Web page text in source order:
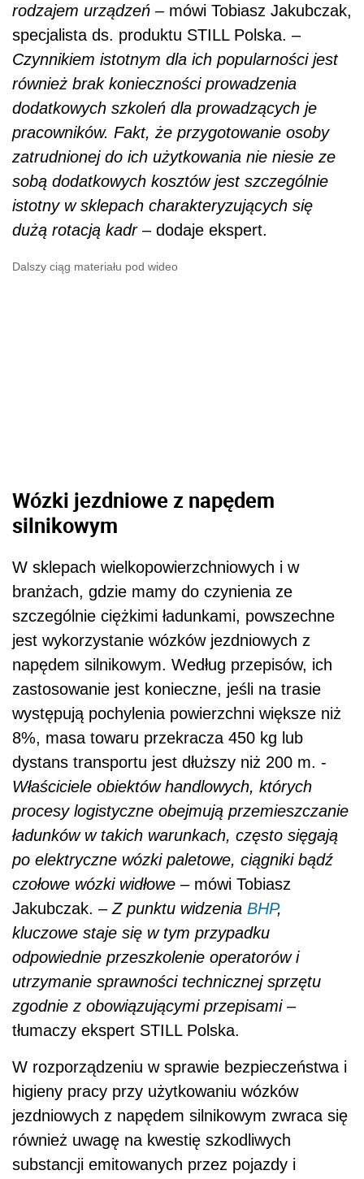
rodzajem urządzeń – mówi Tobiasz Jakubczak,
specjalista ds. produktu STILL Polska. –
Czynnikiem istotnym dla ich popularności jest
również brak konieczności prowadzenia
dodatkowych szkoleń dla prowadzących je
pracowników. Fakt, że przygotowanie osoby
zatrudnionej do ich użytkowania nie niesie ze
sobą dodatkowych kosztów jest szczególnie
istotny w sklepach charakteryzujących się
dużą rotacją kadr– dodaje ekspert.
Dalszy ciąg materiału pod wideo
Wózki jezdniowe z napędem
silnikowym
W sklepach wielkopowierzchniowych i w
branżach, gdzie mamy do czynienia ze
szczególnie ciężkimi ładunkami, powszechne
jest wykorzystanie wózków jezdniowych z
napędem silnikowym. Według przepisów, ich
zastosowanie jest konieczne, jeśli na trasie
występują pochylenia powierzchni większe niż
8%, masa towaru przekracza 450 kg lub
dystans transportu jest dłuższy niż 200 m. -
Właściciele obiektów handlowych, których
procesy logistyczne obejmują przemieszczanie
ładunków w takich warunkach, często sięgają
po elektryczne wózki paletowe, ciągniki bądź
czołowe wózki widłowe – mówi Tobiasz
Jakubczak. – Z punktu widzenia BHP,
kluczowe staje się w tym przypadku
odpowiednie przeszkolenie operatorów i
utrzymanie sprawności technicznej sprzętu
zgodnie z obowiązującymi przepisami –
tłumaczy ekspert STILL Polska.
W rozporządzeniu w sprawie bezpieczeństwa i
higieny pracy przy użytkowaniu wózków
jezdniowych z napędem silnikowym zwraca się
również uwagę na kwestię szkodliwych
substancji emitowanych przez pojazdy i